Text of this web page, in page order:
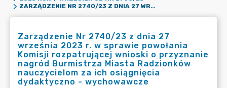
ZARZĄDZENIE NR 2740/23 Z DNIA 27 WRZEŚNIA 2023 R. W SPRAWIE POWOŁANIA KOMISJI ROZPATRUJĄCEJ WNIOSKI O PRZYZNANIE NAGRÓD BURMISTRZA MIASTA RADZIONKÓW NAUCZYCIELOM ZA ICH OSIĄGNIĘCIA DYDAKTYCZNO - WYCHOWAWCZE
Zarządzenie Nr 2740/23 z dnia 27
września 2023 r. w sprawie powołania
Komisji rozpatrującej wnioski o przyznanie
nagród Burmistrza Miasta Radzionków
nauczycielom za ich osiągnięcia
dydaktyczno - wychowawcze